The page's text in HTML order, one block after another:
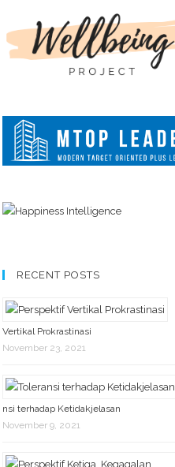
RECENT POSTS
Vertikal Prokrastinasi
November 23, 2021
nsi terhadap Ketidakjelasan
November 9, 2021